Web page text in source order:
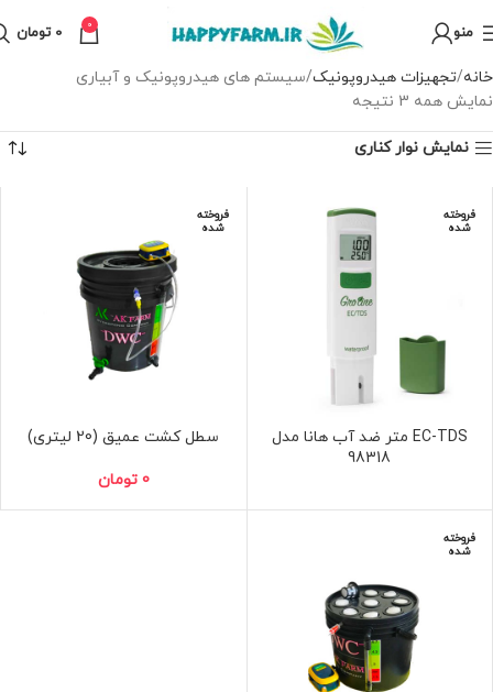
منو 0
0 تومان
خانه تجهیزات هیدروپونیک سیستم های هیدروپونیک و آبیاری
نمایش همه 3 نتیجه
نمایش نوار کناری
فروخته
شده
EC-TDS متر ضد آب هانا مدل
98318
فروخته
شده
سطل کشت عمیق (20 لیتری)
0 تومان
فروخته
شده